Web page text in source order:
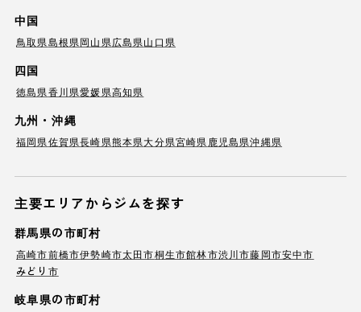
中国
鳥取県島根県岡山県広島県山口県
四国
徳島県香川県愛媛県高知県
九州・沖縄
福岡県佐賀県長崎県熊本県大分県宮崎県 鹿児島県沖縄県
主要エリアからジムを探す
群馬県の市町村
高崎市前橋市伊勢崎市太田市桐生市館林市渋川市藤岡市安中市
みどり市
岐阜県の市町村